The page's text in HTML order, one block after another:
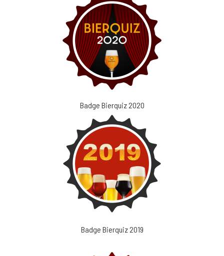
Badge Bierquiz 2020
Badge Bierquiz 2019